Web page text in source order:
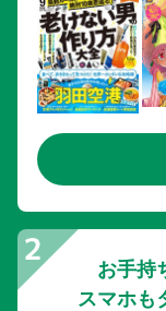
お手持
スマホも